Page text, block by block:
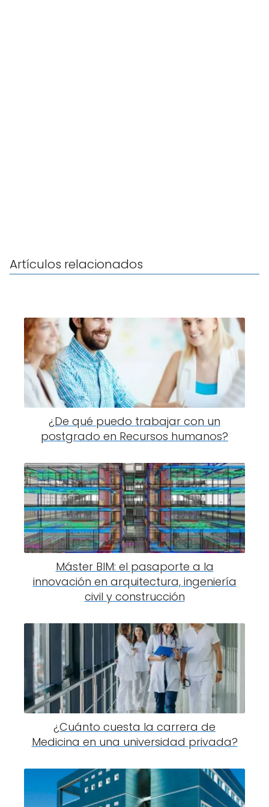
Artículos relacionados
¿De qué puedo trabajar con un
postgrado en Recursos humanos?
Máster BIM: el pasaporte a la
innovación en arquitectura, ingeniería
civil y construcción
¿Cuánto cuesta la carrera de
Medicina en una universidad privada?